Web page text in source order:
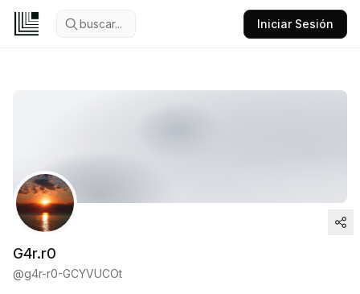
buscar... Iniciar Sesión
G4r.r0
@g4r-r0-GCYVUCOt